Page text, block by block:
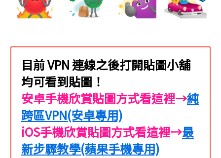
目前 VPN 連線之後打開貼圖小舖
均可看到貼圖！
安卓手機欣賞貼圖方式看這裡→純
跨區VPN(安卓專用)
iOS手機欣賞貼圖方式看這裡→最
新步驟教學(蘋果手機專用)